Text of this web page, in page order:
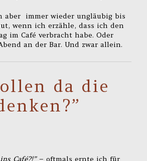
aber immer wieder ungläubig bis
wenn ich erzähle, dass ich den
im Café verbracht habe. Oder
an der Bar. Und zwar allein.
da die
Café?!”– oftmals ernte ich für